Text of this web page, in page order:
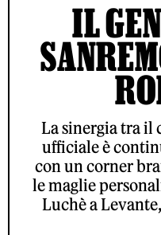
IL
La sinergia tra il
ufficiale è
con un corner
le maglie
Luchè a